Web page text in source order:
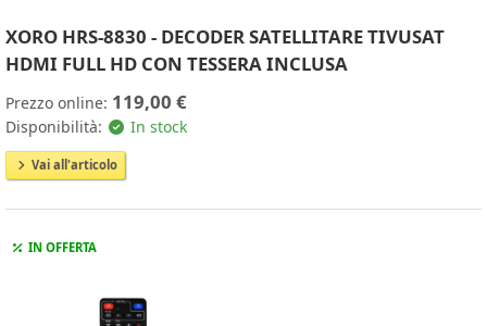
XORO HRS-8830 - DECODER SATELLITARE TIVUSAT
HDMI FULL HD CON TESSERA INCLUSA
Prezzo online: 119,00 €
Disponibilità: In stock
Vai all'articolo
IN OFFERTA